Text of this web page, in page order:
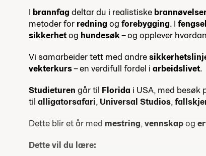
I brannfag deltar du i realistiske
metoder for redning og forebygging. I
sikkerhetog hundesøk– og opplever
Vi samarbeider tett med andre
vekterkurs– en verdifull fordel i arbeidslivet.
Studieturen går til Florida i USA, med besøk
til alligatorsafari, Universal Studios,
Dette blir et år med mestring,vennskapog
Dette vil du lære: